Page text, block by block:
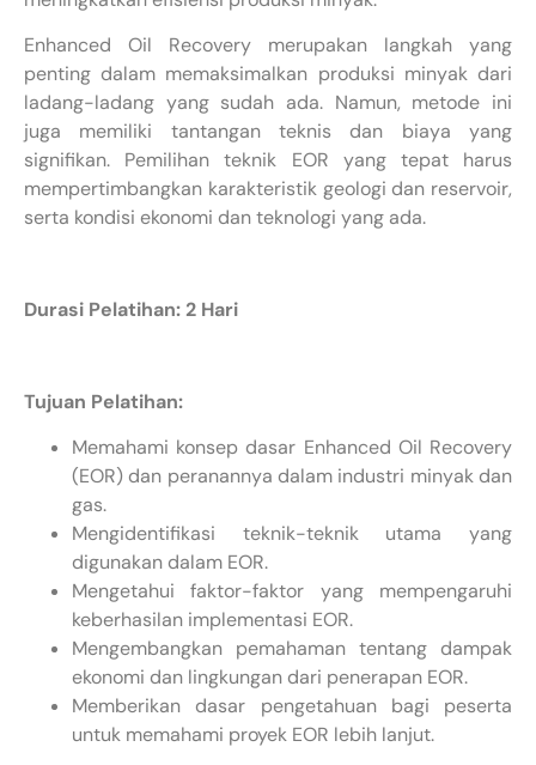
Enhanced Oil Recovery merupakan langkah yang
penting dalam memaksimalkan produksi minyak dari
ladang-ladang yang sudah ada. Namun, metode ini
juga memiliki tantangan teknis dan biaya yang
signifikan. Pemilihan teknik EOR yang tepat harus
mempertimbangkan karakteristik geologi dan reservoir,
serta kondisi ekonomi dan teknologi yang ada.
Durasi Pelatihan: 2 Hari
Tujuan Pelatihan:
Memahami konsep dasar Enhanced Oil Recovery
(EOR) dan peranannya dalam industri minyak dan
gas.
Mengidentifikasi teknik-teknik utama yang
digunakan dalam EOR.
Mengetahui faktor-faktor yang mempengaruhi
keberhasilan implementasi EOR.
Mengembangkan pemahaman tentang dampak
ekonomi dan lingkungan dari penerapan EOR.
Memberikan dasar pengetahuan bagi peserta
untuk memahami proyek EOR lebih lanjut.